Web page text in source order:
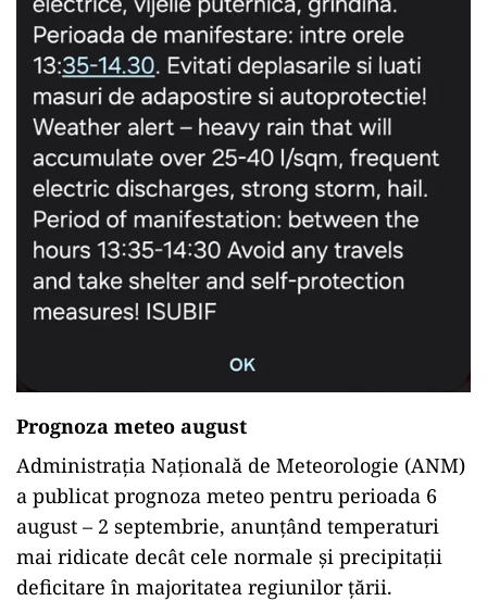
Prognoza meteo august
Administrația Națională de Meteorologie (ANM)
a publicat prognoza meteo pentru perioada 6
august – 2 septembrie, anunțând temperaturi
mai ridicate decât cele normale și precipitații
deficitare în majoritatea regiunilor țării.